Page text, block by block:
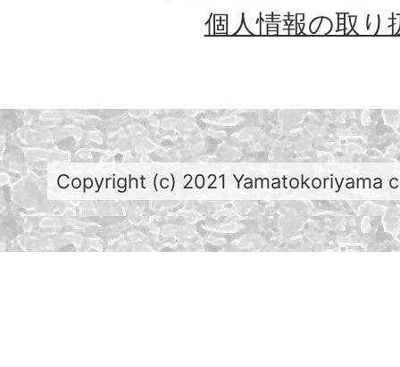
個人情報の取り
Copyright (c) 2021 Yamatokoriyama